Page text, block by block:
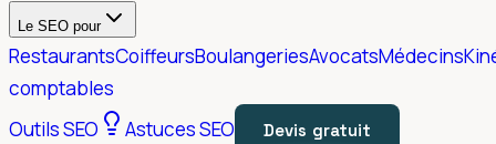
Le SEO pour
RestaurantsCoiffeursBoulangeriesAvocatsMédecins
comptables
Outils SEO
Astuces SEO Devis gratuit